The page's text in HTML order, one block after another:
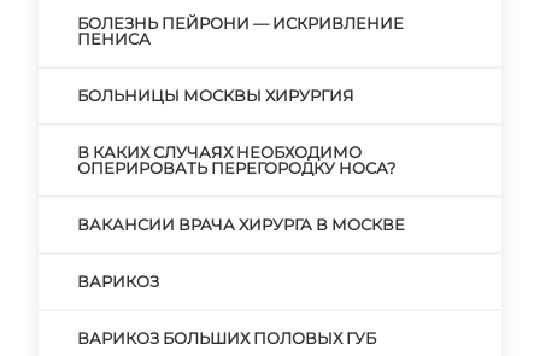
БОЛЕЗНЬ ПЕЙРОНИ — ИСКРИВЛЕНИЕ
ПЕНИСА
БОЛЬНИЦЫ МОСКВЫ ХИРУРГИЯ
В КАКИХ СЛУЧАЯХ НЕОБХОДИМО
ОПЕРИРОВАТЬ ПЕРЕГОРОДКУ НОСА?
ВАКАНСИИ ВРАЧА ХИРУРГА В МОСКВЕ
ВАРИКОЗ
ВАРИКОЗ БОЛЬШИХ ПОЛОВЫХ ГУБ